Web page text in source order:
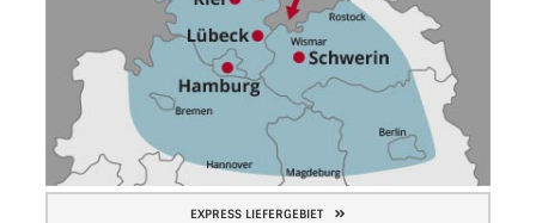
EXPRESS LIEFERGEBIET